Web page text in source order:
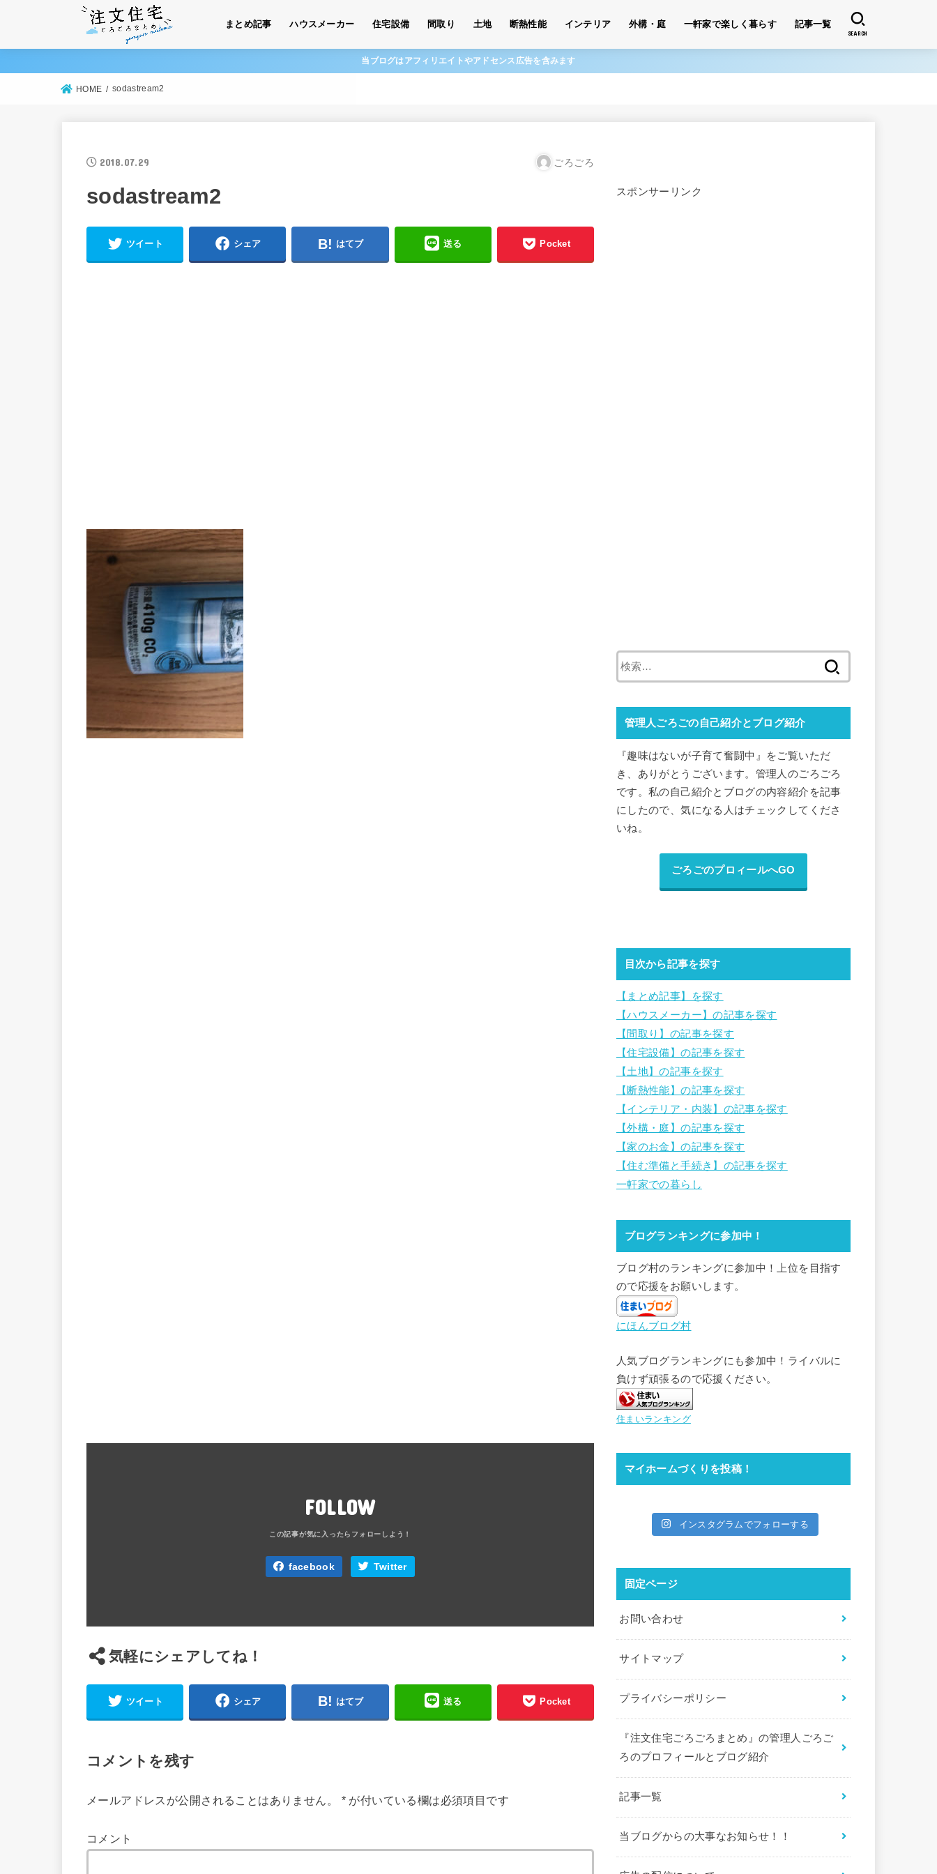
まとめ記事 ハウスメーカー 住宅設備 間取り 土地 断熱性能 インテリア 外構・庭 一軒家で楽しく暮らす 記事一覧
SEARCH
当ブログはアフィリエイトやアドセンス広告を含みます
HOME sodastream2
2018.07.29 ごろごろ
sodastream2
ツイート シェア はてブ 送る Pocket
FOLLOW
facebook Twitter
気軽にシェアしてね！
ツイート シェア はてブ 送る Pocket
コメントを残す
メールアドレスが公開されることはありません。 *が付いている欄は必須項目です
コメント
スポンサーリンク
索
管理人ごろごの自己紹介とブログ紹介
『趣味はないが子育て奮闘中』をご覧いただ
き、ありがとうございます。管理人のごろごろ
です。私の自己紹介とブログの内容紹介を記事
にしたので、気になる人はチェックしてくださ
いね。
ごろごのプロィールへGO
目次から記事を探す
【まとめ記事】を探す
【ハウスメーカー】の記事を探す
【間取り】の記事を探す
【住宅設備】の記事を探す
【土地】の記事を探す
【断熱性能】の記事を探す
【インテリア・内装】の記事を探す
【外構・庭】の記事を探す
【家のお金】の記事を探す
【住む準備と手続き】の記事を探す
一軒家での暮らし
ブログランキングに参加中！
ブログ村のランキングに参加中！上位を目指す
ので応援をお願いします。
にほんブログ村
人気ブログランキングにも参加中！ライバルに
負けず頑張るので応援ください。
住まいランキング
マイホームづくりを投稿！
インスタグラムでフォローする
固定ページ
お問い合わせ
サイトマップ
プライバシーポリシー
『注文住宅ごろごろまとめ』の管理人ごろご
ろのプロフィールとブログ紹介
記事一覧
当ブログからの大事なお知らせ！！